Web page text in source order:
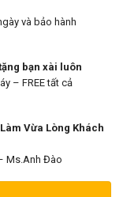
và bảo hành
bạn xài luôn
– FREE tất cả
Vừa Lòng Khách
Ms.Anh Đào